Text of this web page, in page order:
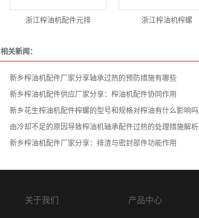
浙江榨油机配件元排 浙江榨油机榨螺
相关新闻：
新乡榨油机配件厂家分享轴承过热的预防措施有哪些
新乡榨油机配件供应厂家分享：榨油机配件协同作用
新乡花生榨油机配件榨螺的型号和规格对榨油有什么影响吗
由冷却不足的原因导致榨油机轴承配件过热的处理措施解析
新乡榨油机配件厂家分享：排渣与密封部件功能作用
关于我们 产品中心